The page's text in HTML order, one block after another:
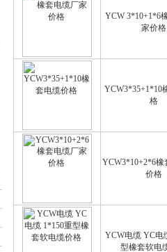
YCW 3*10+1*6
家价格
YCW3*35+1*10
格
YCW3*10+2*6橡
价格
YCW电缆 YC电
型橡套软电